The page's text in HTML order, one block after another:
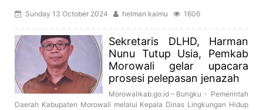
Sunday 13 October 2024 helman kaimu 1606
Sekretaris DLHD, Harman
Nunu Tutup Usia, Pemkab
Morowali gelar upacara
prosesi pelepasan jenazah
Morowalikab.go.id – Bungku - Pemerintah
Daerah Kabupaten Morowali melalui Kepala Dinas Lingkungan Hidup